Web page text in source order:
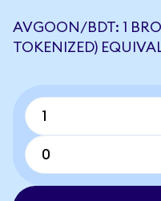
AVGOON/BDT: 1
TOKENIZED)